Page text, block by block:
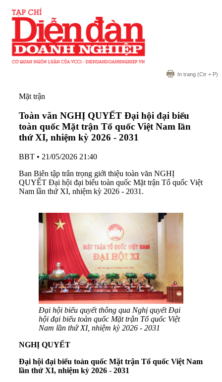
In trang (Ctr + P)
Mặt trận
Toàn văn NGHỊ QUYẾT Đại hội đại biểu
toàn quốc Mặt trận Tổ quốc Việt Nam lần
thứ XI, nhiệm kỳ 2026 - 2031
BBT • 21/05/2026 21:40
Ban Biên tập trân trọng giới thiệu toàn văn NGHỊ
QUYẾT Đại hội đại biểu toàn quốc Mặt trận Tổ quốc Việt
Nam lần thứ XI, nhiệm kỳ 2026 - 2031.
Đại hội biểu quyết thông qua Nghị quyết Đại
hội đại biểu toàn quốc Mặt trận Tổ quốc Việt
Nam lần thứ XI, nhiệm kỳ 2026 - 2031
NGHỊ QUYẾT
Đại hội đại biểu toàn quốc Mặt trận Tổ quốc Việt Nam
lần thứ XI, nhiệm kỳ 2026 - 2031